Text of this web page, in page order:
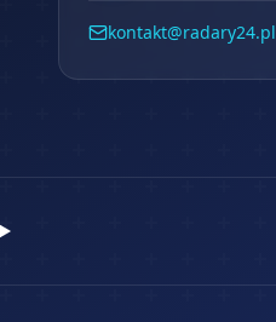
kontakt@radary24.pl